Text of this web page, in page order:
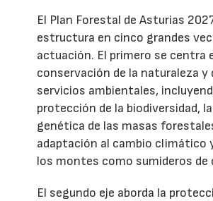
El Plan Forestal de Asturias
estructura en cinco grandes
actuación. El primero se centra
conservación de la naturaleza y
servicios ambientales,
protección de la biodiversidad,
genética de las masas
adaptación al cambio climático
los montes como sumideros de
El segundo eje aborda la